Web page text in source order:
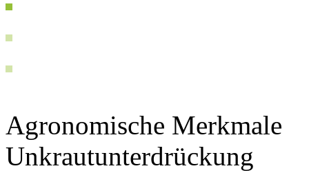
Agronomische Merkmale
Unkrautunterdrückung